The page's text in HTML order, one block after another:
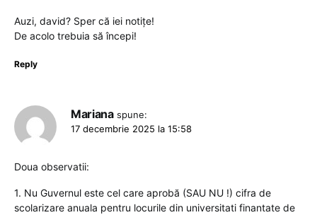
Auzi, david? Sper că iei notițe!
De acolo trebuia să începi!
Reply
Mariana spune:
17 decembrie 2025 la 15:58
Doua observatii:
1. Nu Guvernul este cel care aprobă (SAU NU !) cifra de
scolarizare anuala pentru locurile din universitati finantate de